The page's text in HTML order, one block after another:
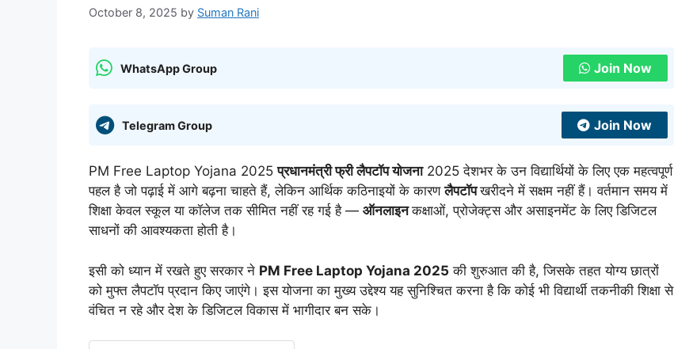
October 8, 2025 by Suman Rani
WhatsApp Group Join Now
Telegram Group Join Now
PM Free Laptop Yojana 2025प्रधानमंत्री फ्री लैपटॉप योजना2025 देशभर के उन विद्यार्थियों के लिए एक महत्वपूर्ण
पहल है जो पढ़ाई में आगे बढ़ना चाहते हैं, लेकिन आर्थिक कठिनाइयों के कारणलैपटॉपखरीदने में सक्षम नहीं हैं। वर्तमान समय में
शिक्षा केवल स्कूल या कॉलेज तक सीमित नहीं रह गई है — ऑनलाइनकक्षाओं, प्रोजेक्ट्स और असाइनमेंट के लिए डिजिटल
साधनों की आवश्यकता होती है।
इसी को ध्यान में रखते हुए सरकार ने PM Free Laptop Yojana 2025 की शुरुआत की है, जिसके तहत योग्य छात्रों
को मुफ्त लैपटॉप प्रदान किए जाएंगे। इस योजना का मुख्य उद्देश्य यह सुनिश्चित करना है कि कोई भी विद्यार्थी तकनीकी शिक्षा से
वंचित न रहे और देश के डिजिटल विकास में भागीदार बन सके।